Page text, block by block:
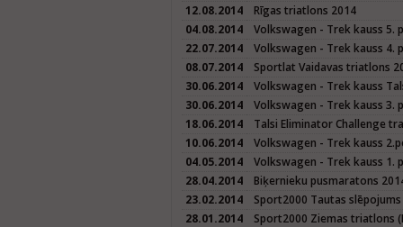
12.08.2014
Rīgas triatlons 2014
04.08.2014
Volkswagen - Trek kauss 5.
22.07.2014
Volkswagen - Trek kauss 4.
08.07.2014
Sportlat Vaidavas triatlons
30.06.2014
Volkswagen - Trek kauss
30.06.2014
Volkswagen - Trek kauss 3.
18.06.2014
Talsi Eliminator Challenge
10.06.2014
Volkswagen - Trek kauss
04.05.2014
Volkswagen - Trek kauss 1.
28.04.2014
Biķernieku pusmaratons
23.02.2014
Sport2000 Tautas
28.01.2014
Sport2000 Ziemas triatlons